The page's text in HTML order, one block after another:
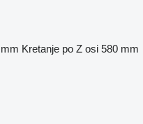
Kretanje po Z osi 580 mm